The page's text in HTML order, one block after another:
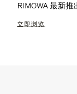
RIMOWA 最新
立即浏览